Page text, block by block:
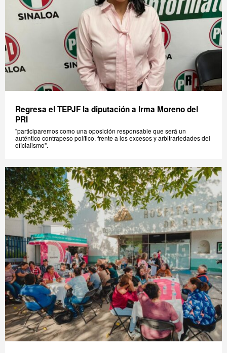
Regresa el TEPJF la diputación a Irma Moreno del
PRI
"participaremos como una oposición responsable que será un
auténtico contrapeso político, frente a los excesos y arbitrariedades del
oficialismo".